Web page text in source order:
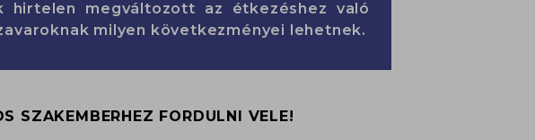
megváltozott az étkezéshez való
milyen következményei lehetnek.
SZAKEMBERHEZ FORDULNI VELE!